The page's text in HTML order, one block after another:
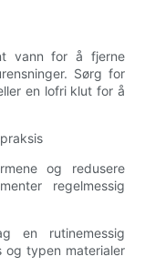
vann for å fjerne
Sørg for
en lofri klut for å
og redusere
regelmessig
en rutinemessig
og typen materialer